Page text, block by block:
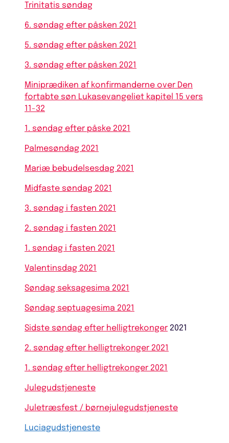
Trinitatis søndag
6. søndag efter påsken 2021
5. søndag efter påsken 2021
3. søndag efter påsken 2021
Miniprædiken af konfirmanderne over Den
fortabte søn Lukasevangeliet kapitel 15 vers
11-32
1. søndag efter påske 2021
Palmesøndag 2021
Mariæ bebudelsesdag 2021
Midfaste søndag 2021
3. søndag i fasten 2021
2. søndag i fasten 2021
1. søndag i fasten 2021
Valentinsdag 2021
Søndag seksagesima 2021
Søndag septuagesima 2021
Sidste søndag efter helligtrekonger 2021
2. søndag efter helligtrekonger 2021
1. søndag efter helligtrekonger 2021
Julegudstjeneste
Juletræsfest / børnejulegudstjeneste
Luciagudstjeneste